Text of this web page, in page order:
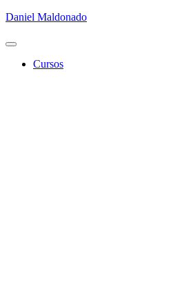
Daniel Maldonado
Cambiar
Cursos